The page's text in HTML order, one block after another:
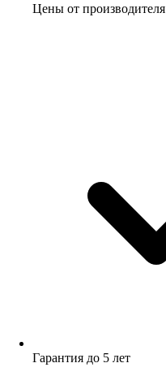
Цены от производителя
Гарантия до 5 лет